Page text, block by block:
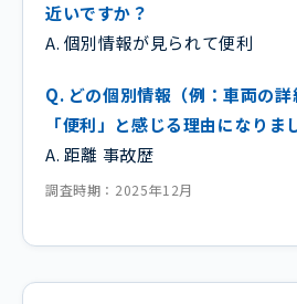
近いですか？
A. 個別情報が見られて便利
Q. どの個別情報（例：車両の
「便利」と感じる理由になりま
A. 距離 事故歴
調査時期：2025年12月